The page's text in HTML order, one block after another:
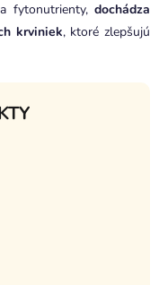
fytonutrienty, dochádza
krviniek, ktoré zlepšujú